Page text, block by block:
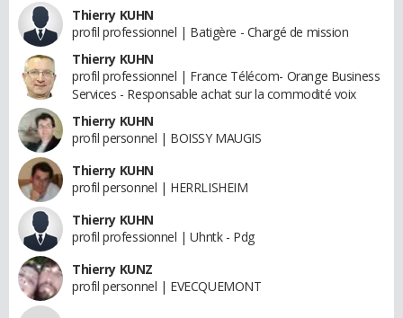
Thierry KUHN
profil professionnel | Batigère - Chargé de mission
Thierry KUHN
profil professionnel | France Télécom- Orange Business
Services - Responsable achat sur la commodité voix
Thierry KUHN
profil personnel | BOISSY MAUGIS
Thierry KUHN
profil personnel | HERRLISHEIM
Thierry KUHN
profil professionnel | Uhntk - Pdg
Thierry KUNZ
profil personnel | EVECQUEMONT